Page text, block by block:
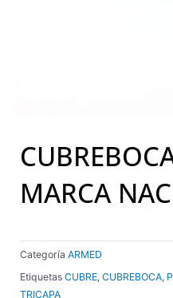
MARCA
Categoría ARMED
Etiquetas CUBRE, CUBREBOCA,
TRICAPA